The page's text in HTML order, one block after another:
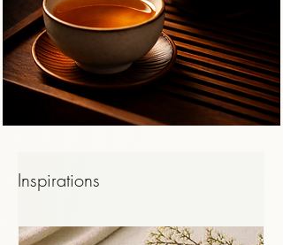
ressentis, vos expériences, et votre manière
de préparer le thé.
Nous ne faisons que vous donner des clés.
À vous d’explorer, d’ajuster, de voir si vous
Dans tous les cas, dites-le-nous : c’est aussi
Inspirations